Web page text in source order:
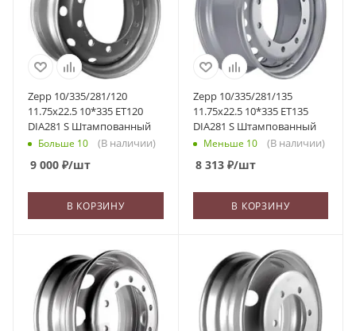
Zepp 10/335/281/120
11.75x22.5 10*335 ET120
DIA281 S Штампованный
Больше 10 (В наличии)
9 000 ₽/шт
В КОРЗИНУ
Zepp 10/335/281/135
11.75x22.5 10*335 ET135
DIA281 S Штампованный
Меньше 10 (В наличии)
8 313₽/шт
В КОРЗИНУ